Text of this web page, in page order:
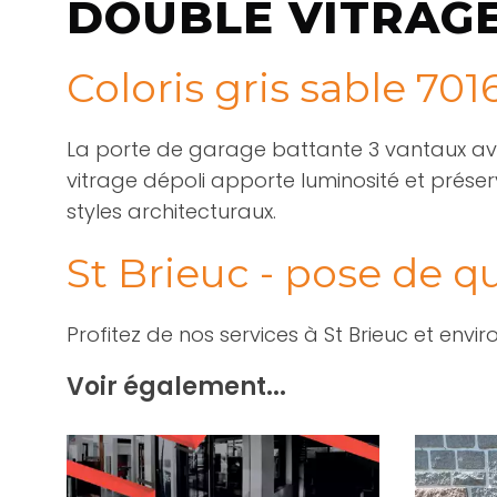
DOUBLE
Coloris gris sable
La porte de garage battante 3 vantaux
vitrage dépoli apporte luminosité et
styles architecturaux.
St Brieuc - pose de
Profitez de nos services à St Brieuc et
Voir également...